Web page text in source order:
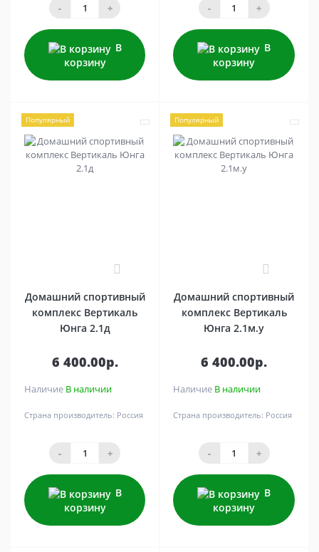
- +
В
корзину
- +
В
корзину
Популярный
Домашний спортивный
комплекс Вертикаль
Юнга 2.1д
6 400.00р.
Наличие В наличии
Страна производитель: Россия
- +
В
корзину
Популярный
Домашний спортивный
комплекс Вертикаль
Юнга 2.1м.y
6 400.00р.
Наличие В наличии
Страна производитель: Россия
- +
В
корзину